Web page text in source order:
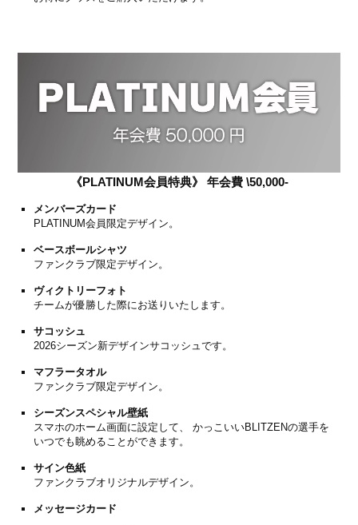
《PLATINUM会員特典》 年会費 \50,000-
メンバーズカード
PLATINUM会員限定デザイン。
ベースボールシャツ
ファンクラブ限定デザイン。
ヴィクトリーフォト
チームが優勝した際にお送りいたします。
サコッシュ
2026シーズン新デザインサコッシュです。
マフラータオル
ファンクラブ限定デザイン。
シーズンスペシャル壁紙
スマホのホーム画面に設定して、 かっこいいBLITZENの選手を
いつでも眺めることができます。
サイン色紙
ファンクラブオリジナルデザイン。
メッセージカード